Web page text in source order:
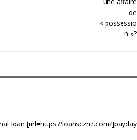
loan [url=https://loansczne.com/]payday